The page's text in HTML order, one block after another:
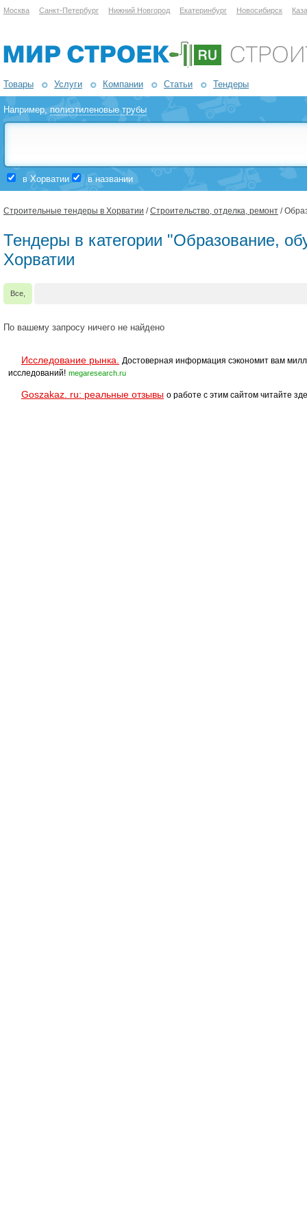
Москва Санкт-Петербург Нижний Новгород Екатеринбург Новосибирск
Товары Услуги Компании Статьи Тендеры
Например,полиэтиленовые трубы
в Хорватии в названии
Строительные тендеры в Хорватии /Строительство, отделка, ремонт /
Тендеры в категории "Образование,
Хорватии
Все,
По вашему запросу ничего не найдено
Исследование рынка.
Достоверная информация сэкономит вам
исследований! megaresearch.ru
Goszakaz. ru: реальные отзывы о работе с этим сайтом читайте